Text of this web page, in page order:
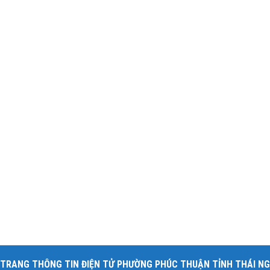
TRANG THÔNG TIN ĐIỆN TỬ PHƯỜNG PHÚC THUẬN TỈNH THÁI